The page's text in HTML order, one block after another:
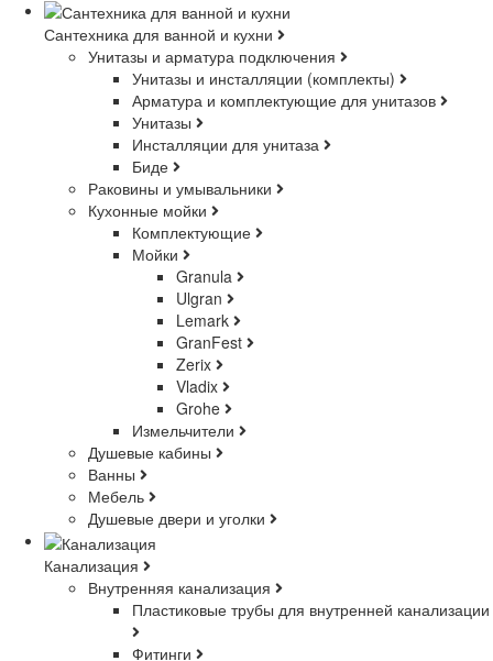
Сантехника для ванной и кухни
Унитазы и арматура подключения
Унитазы и инсталляции (комплекты)
Арматура и комплектующие для унитазов
Унитазы
Инсталляции для унитаза
Биде
Раковины и умывальники
Кухонные мойки
Комплектующие
Мойки
Granula
Ulgran
Lemark
GranFest
Zerix
Vladix
Grohe
Измельчители
Душевые кабины
Ванны
Мебель
Душевые двери и уголки
Канализация
Внутренняя канализация
Пластиковые трубы для внутренней канализации
Фитинги